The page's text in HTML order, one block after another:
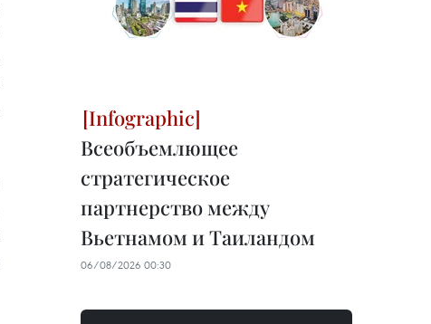
Всеобъемлющее
стратегическое
партнерство между
Вьетнамом и Таиландом
06/08/2026 00:30